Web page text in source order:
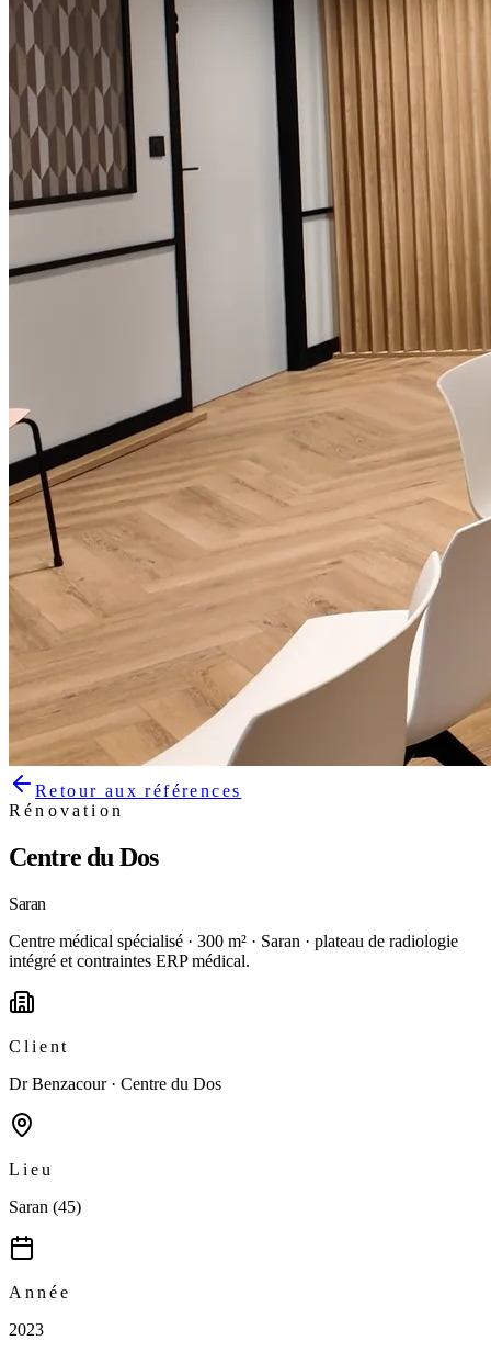
Retour aux références
Rénovation
Centre du Dos
Saran
Centre médical spécialisé · 300 m² · Saran · plateau de radiologie
intégré et contraintes ERP médical.
Client
Dr Benzacour · Centre du Dos
Lieu
Saran (45)
Année
2023